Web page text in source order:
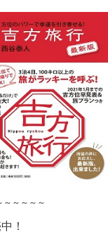
～～～～～
！